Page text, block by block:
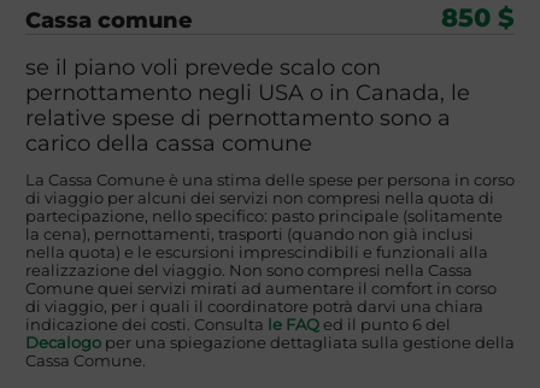
Cassa comune 850 $
se il piano voli prevede scalo con
pernottamento negli USA o in Canada, le
relative spese di pernottamento sono a
carico della cassa comune
La Cassa Comune è una stima delle spese per persona in corso
di viaggio per alcuni dei servizi non compresi nella quota di
partecipazione, nello specifico: pasto principale (solitamente
la cena), pernottamenti, trasporti (quando non già inclusi
nella quota) e le escursioni imprescindibili e funzionali alla
realizzazione del viaggio. Non sono compresi nella Cassa
Comune quei servizi mirati ad aumentare il comfort in corso
di viaggio, per i quali il coordinatore potrà darvi una chiara
indicazione dei costi. Consulta le FAQed il punto 6 del
Decalogoper una spiegazione dettagliata sulla gestione della
Cassa Comune.